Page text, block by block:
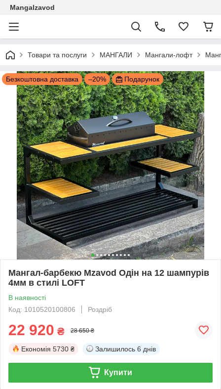
Mangalzavod
Товари та послуги МАНГАЛИ Мангали-лофт
Безкоштовна доставка –20% Подарунок
Мангал-барбекю Mzavod Одін на 12 шампурів
4мм в стилі LOFT
В наявності
Код: 1010520100806
Роздріб
22 920 ₴ 28 650 ₴
Економія 5730 ₴ Залишилось 6 днів
Купити